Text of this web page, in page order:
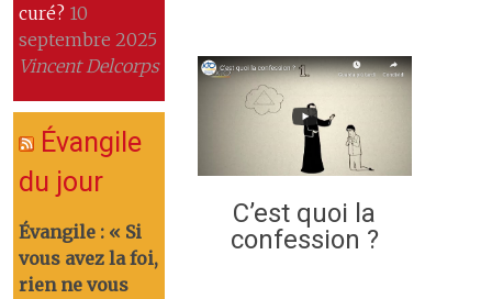
curé? 10
septembre 2025
Vincent Delcorps
Évangile
du jour
Évangile : « Si
vous avez la foi,
rien ne vous
C’est quoi la
confession ?